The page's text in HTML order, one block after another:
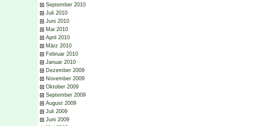
September 2010
Juli 2010
Juni 2010
Mai 2010
April 2010
März 2010
Februar 2010
Januar 2010
Dezember 2009
November 2009
Oktober 2009
September 2009
August 2009
Juli 2009
Juni 2009